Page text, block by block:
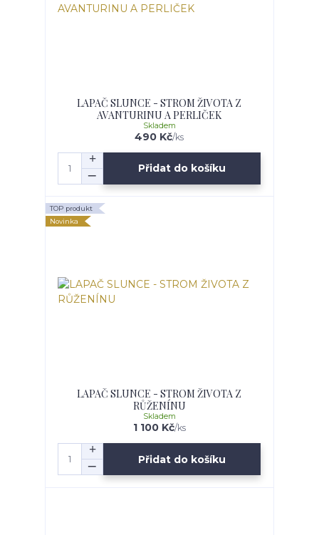
LAPAČ SLUNCE - STROM ŽIVOTA Z
AVANTURINU A PERLIČEK
490 Kč/ks
Skladem
Přidat do košíku
TOP produkt
Novinka
LAPAČ SLUNCE - STROM ŽIVOTA Z
RŮŽENÍNU
1 100 Kč/ks
Skladem
Přidat do košíku